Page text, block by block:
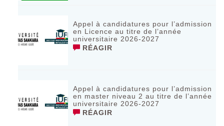
Appel à candidatures pour l’admission
en Licence au titre de l’année
universitaire 2026-2027
RÉAGIR
Appel à candidatures pour l’admission
en master niveau 2 au titre de l’année
universitaire 2026-2027
RÉAGIR